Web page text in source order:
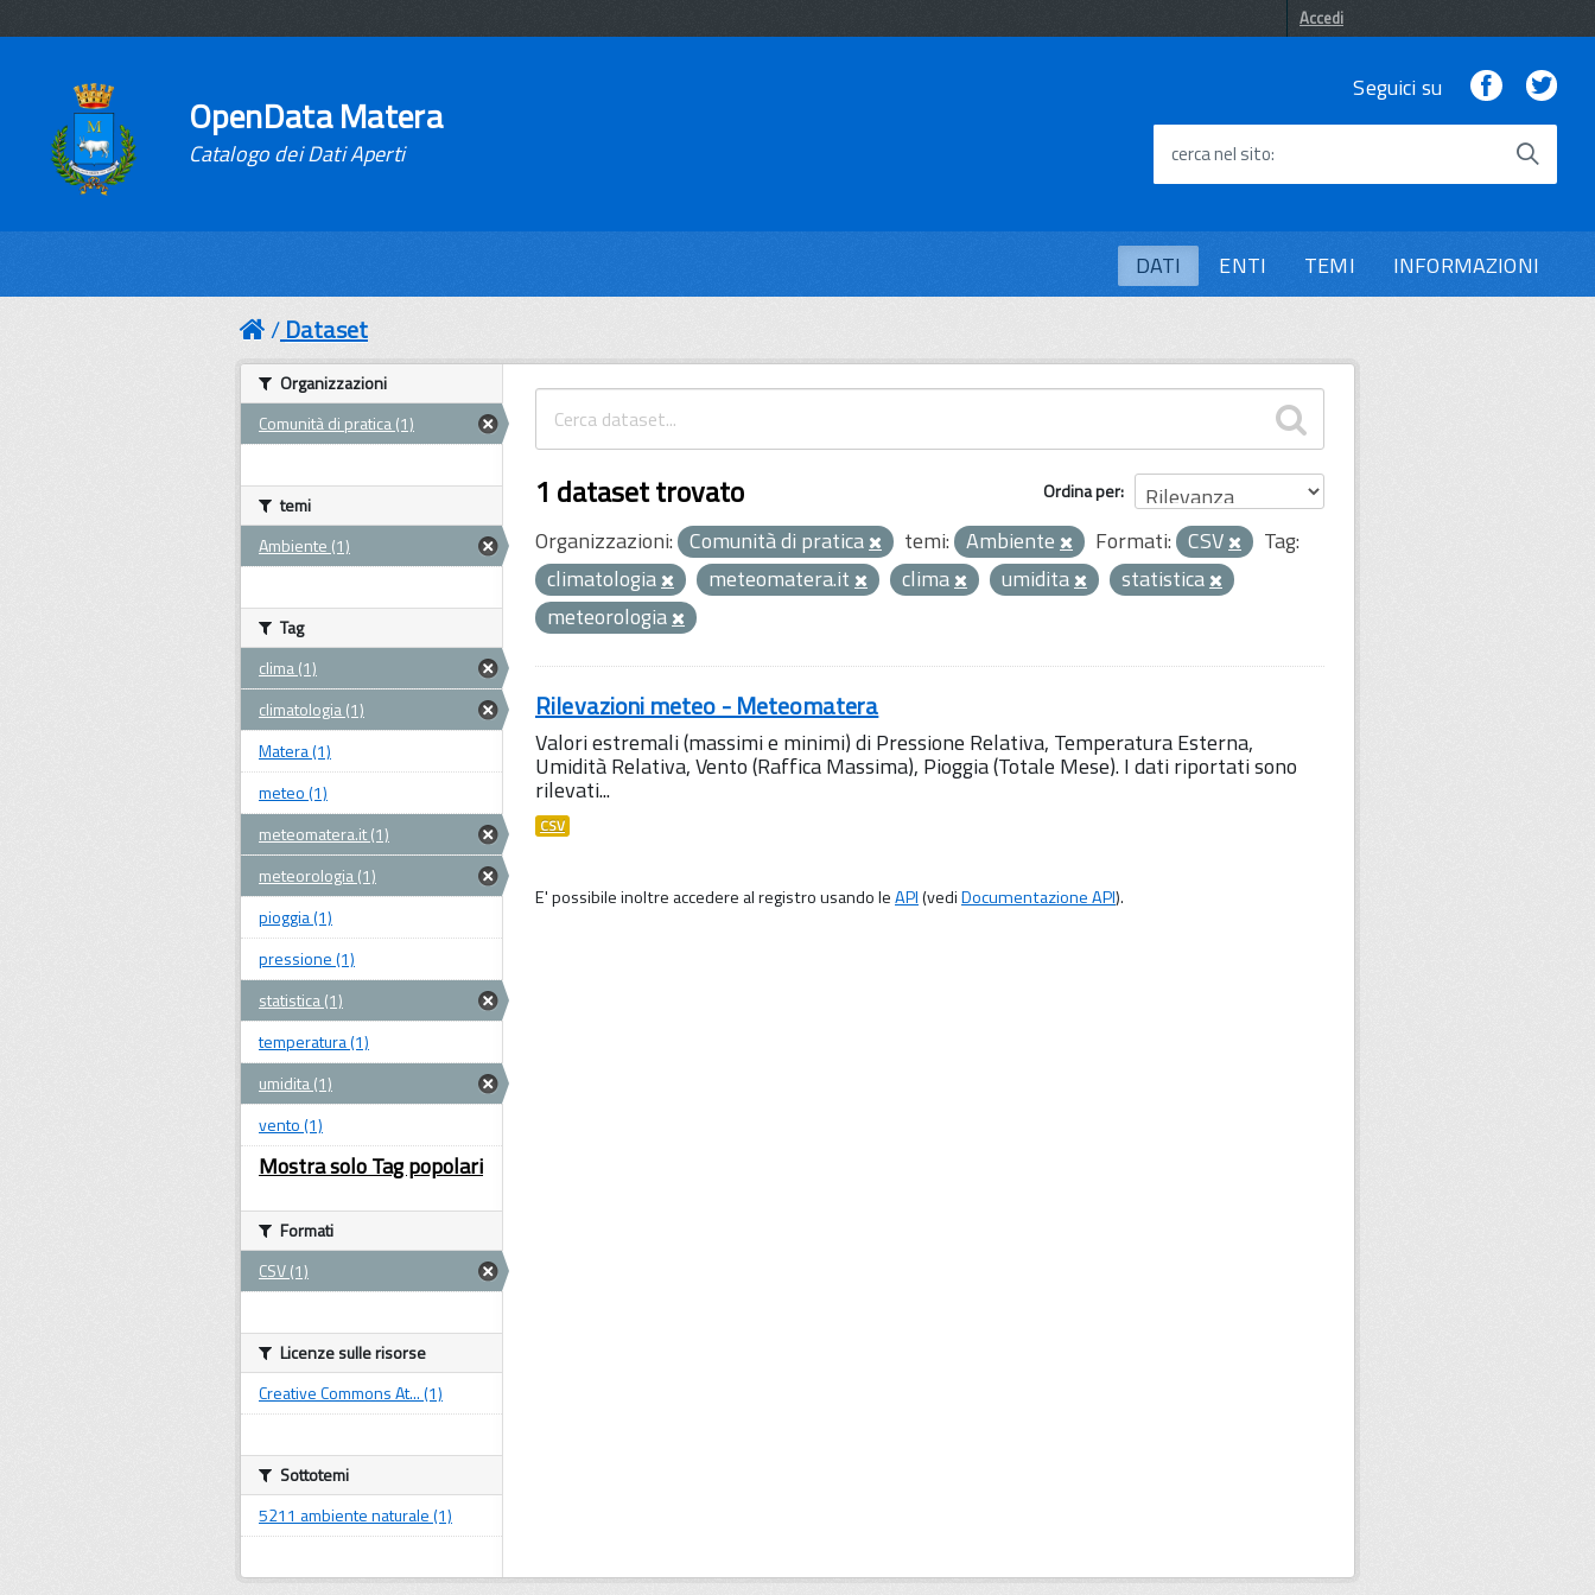
Accedi
OpenData Matera
Catalogo dei Dati Aperti
Seguici su Facebook
cerca nel sito
DATI ENTI TEMI INFORMAZIONI
Dataset
Ordina per
1 dataset trovato
Organizzazioni: Comunità di pratica temi: Ambiente Formati: CSV
Tag:
climatologia
meteomatera.it clima umidita
statistica
meteorologia
Rilevazioni meteo - Meteomatera
Valori estremali (massimi e minimi) di Pressione Relativa, Temperatura Esterna,
Umidità Relativa, Vento (Raffica Massima), Pioggia (Totale Mese). I dati riportati sono
rilevati...
CSV
E' possibile inoltre accedere al registro usando leAPI(vediDocumentazione API).
Organizzazioni
Comunità di pratica (1)
temi
Ambiente (1)
Tag
clima (1)
climatologia (1)
Matera (1)
meteo (1)
meteomatera.it (1)
meteorologia (1)
pioggia (1)
pressione (1)
statistica (1)
temperatura (1)
umidita (1)
vento (1)
Mostra solo Tag popolari
Formati
CSV (1)
Licenze sulle risorse
Creative Commons At... (1)
Sottotemi
5211 ambiente naturale (1)